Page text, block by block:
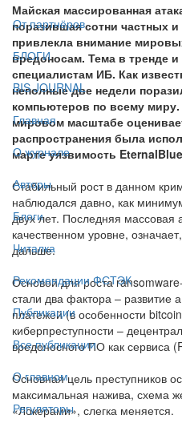
От партнёров
БЛОГИ
BIS JOURNAL
Главная
О журнале
Авторы
Блоги
Читалка
Рекомендации ФСТЭК
Публикации
Все публикации
О главном
Регуляторы
Майская массированная
поразившая сотни частных
привлекла внимание
вредоносам. Тема в тренде
специалистам ИБ. Как
неполные две недели
компьютеров по всему
мировом масштабе
распространения была
марте уязвимость
Стабильный рост в данном
наблюдался давно, как
двух лет. Последняя массовая
качественном уровне,
дальше.
Основой для роста
стали два фактора – развитие
платежей (в особенности
киберпреступности –
вредоносного ПО как сервиса
Основная цель преступников
максимальная нажива, схема
«Локерами», слегка меняется.